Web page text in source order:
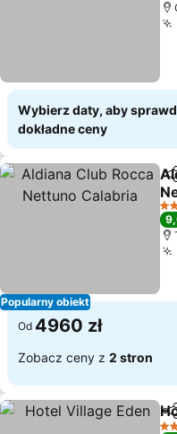
Wybierz daty, aby
dokładne ceny
Popularny obiekt
4
Od 4960 zł
Zobacz ceny z 2 stron